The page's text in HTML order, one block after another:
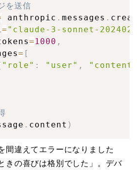
を送信
anthropic . messages .
= "claude-3-sonnet-
= 1000 ,
= [
"role" : "user" ,
. content )
間違えてエラーになりました
きの喜びは格別でした」。デバ